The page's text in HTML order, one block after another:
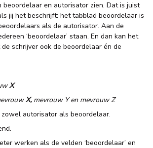
beoordelaar en autorisator zien. Dat is juist
jij het beschrijft: het tabblad beoordelaar is
als de autorisator. Aan de
‘beoordelaar’ staan. En dan kan het
schrijver ook de beoordelaar én de
X
X,mevrouw Y en mevrouw Z
autorisator als beoordelaar.
werken als de velden ‘beoordelaar’ en